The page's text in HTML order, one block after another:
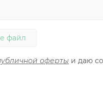
файл
оферты и даю